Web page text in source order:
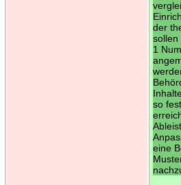
der
sollen
1
so
eine